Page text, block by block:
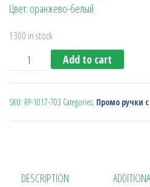
Цвет: оранжево-белый
1300 in stock
Ручка пластиковая RP-1017-70
Add to cart
SKU: RP-1017-703 Categories: Промо ручки
DESCRIPTION